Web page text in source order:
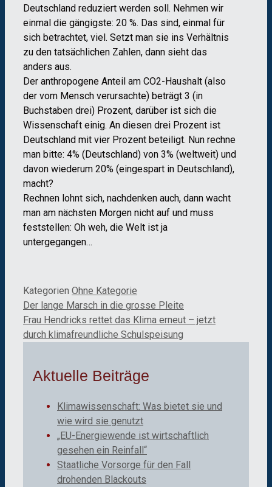
Deutschland reduziert werden soll. Nehmen wir
einmal die gängigste: 20 %. Das sind, einmal für
sich betrachtet, viel. Setzt man sie ins Verhältnis
zu den tatsächlichen Zahlen, dann sieht das
anders aus.
Der anthropogene Anteil am CO2-Haushalt (also
der vom Mensch verursachte) beträgt 3 (in
Buchstaben drei) Prozent, darüber ist sich die
Wissenschaft einig. An diesen drei Prozent ist
Deutschland mit vier Prozent beteiligt. Nun rechne
man bitte: 4% (Deutschland) von 3% (weltweit) und
davon wiederum 20% (eingespart in Deutschland),
macht?
Rechnen lohnt sich, nachdenken auch, dann wacht
man am nächsten Morgen nicht auf und muss
feststellen: Oh weh, die Welt ist ja
untergegangen…
Kategorien Ohne Kategorie
Der lange Marsch in die grosse Pleite
Frau Hendricks rettet das Klima erneut – jetzt
durch klimafreundliche Schulspeisung
Aktuelle Beiträge
Klimawissenschaft: Was bietet sie und
wie wird sie genutzt
„EU-Energiewende ist wirtschaftlich
gesehen ein Reinfall“
Staatliche Vorsorge für den Fall
drohenden Blackouts